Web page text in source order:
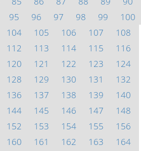
95 96 97 98 99
100
104 105 106 107
108
112 113 114 115
116
120 121 122 123
124
128 129 130 131
132
136 137 138 139
140
144 145 146 147
148
152 153 154 155
156
160 161 162 163
164